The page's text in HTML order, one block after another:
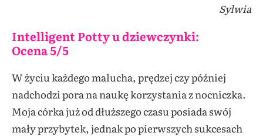
Sylwia
Intelligent Potty u dziewczynki:
Ocena 5/5
W życiu każdego malucha, prędzej czy później
nadchodzi pora na naukę korzystania z nocniczka.
Moja córka już od dłuższego czasu posiada swój
mały przybytek, jednak po pierwszych sukcesach